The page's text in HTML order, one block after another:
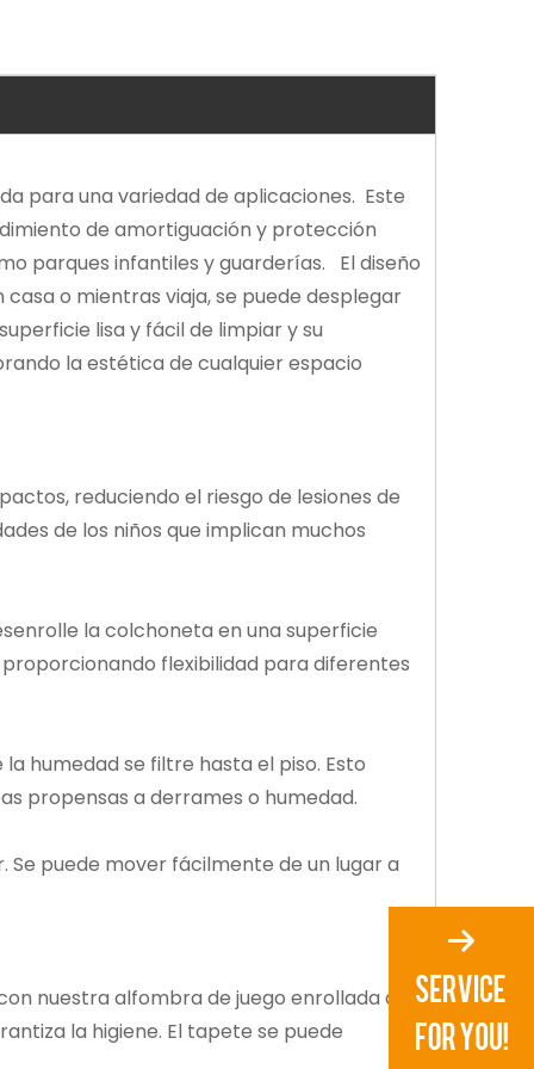
para una variedad de aplicaciones. Este
de amortiguación y protección
parques infantiles y guarderías. El diseño
o mientras viaja, se puede desplegar
lisa y fácil de limpiar y su
la estética de cualquier espacio
reduciendo el riesgo de lesiones de
de los niños que implican muchos
la colchoneta en una superficie
flexibilidad para diferentes
humedad se filtre hasta el piso. Esto
propensas a derrames o humedad.
Se puede mover fácilmente de un lugar a
nuestra alfombra de juego enrollada de
la higiene. El tapete se puede